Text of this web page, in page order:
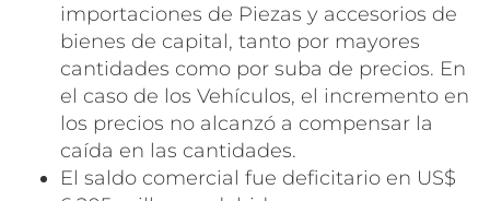
importaciones de Piezas y accesorios de
bienes de capital, tanto por mayores
cantidades como por suba de precios. En
el caso de los Vehículos, el incremento en
los precios no alcanzó a compensar la
caída en las cantidades.
El saldo comercial fue deficitario en US$